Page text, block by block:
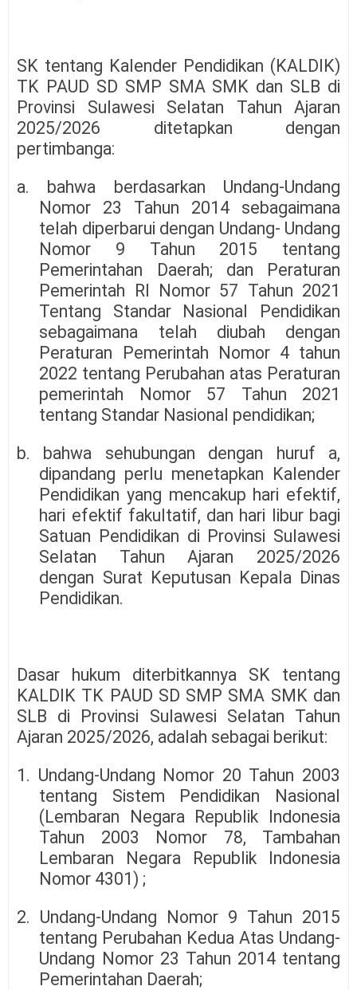
SK tentang Kalender Pendidikan (KALDIK)
TK PAUD SD SMP SMA SMK dan SLB di
Provinsi Sulawesi Selatan Tahun Ajaran
2025/2026 ditetapkan dengan
pertimbanga:
a. bahwa berdasarkan Undang-Undang
Nomor 23 Tahun 2014 sebagaimana
telah diperbarui dengan Undang- Undang
Nomor 9 Tahun 2015 tentang
Pemerintahan Daerah; dan Peraturan
Pemerintah RI Nomor 57 Tahun 2021
Tentang Standar Nasional Pendidikan
sebagaimana telah diubah dengan
Peraturan Pemerintah Nomor 4 tahun
2022 tentang Perubahan atas Peraturan
pemerintah Nomor 57 Tahun 2021
tentang Standar Nasional pendidikan;
b. bahwa sehubungan dengan huruf a,
dipandang perlu menetapkan Kalender
Pendidikan yang mencakup hari efektif,
hari efektif fakultatif, dan hari libur bagi
Satuan Pendidikan di Provinsi Sulawesi
Selatan Tahun Ajaran 2025/2026
dengan Surat Keputusan Kepala Dinas
Pendidikan.
Dasar hukum diterbitkannya SK tentang
KALDIK TK PAUD SD SMP SMA SMK dan
SLB di Provinsi Sulawesi Selatan Tahun
Ajaran 2025/2026, adalah sebagai berikut:
1. Undang-Undang Nomor 20 Tahun 2003
tentang Sistem Pendidikan Nasional
(Lembaran Negara Republik Indonesia
Tahun 2003 Nomor 78, Tambahan
Lembaran Negara Republik Indonesia
Nomor 4301) ;
2. Undang-Undang Nomor 9 Tahun 2015
tentang Perubahan Kedua Atas Undang-
Undang Nomor 23 Tahun 2014 tentang
Pemerintahan Daerah;